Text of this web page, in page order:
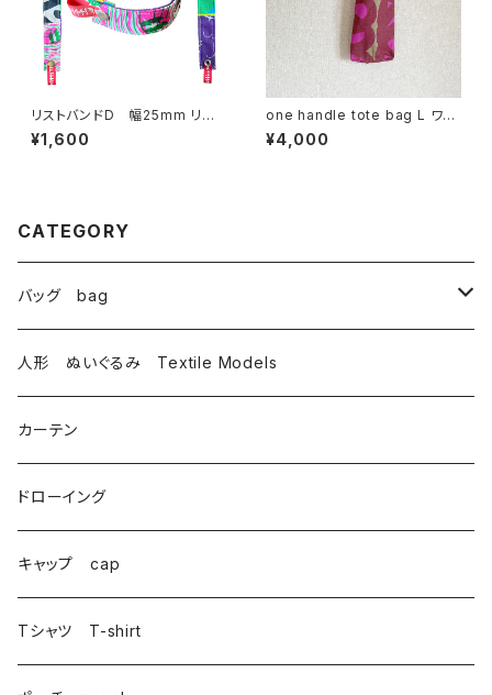
リストバンドD 幅25mm リバ
ーシブル
¥1,600
one handle tote bag L ワン
ハンドル トートバッグ e
¥4,000
CATEGORY
バッグ bag
トートバッグ totebag
サコッシュ Sacoche
がま口 大 mini bag
巾着 Drawstring
人形 ぬいぐるみ Textile Models
カーテン
ドローイング
キャップ cap
Tシャツ T-shirt